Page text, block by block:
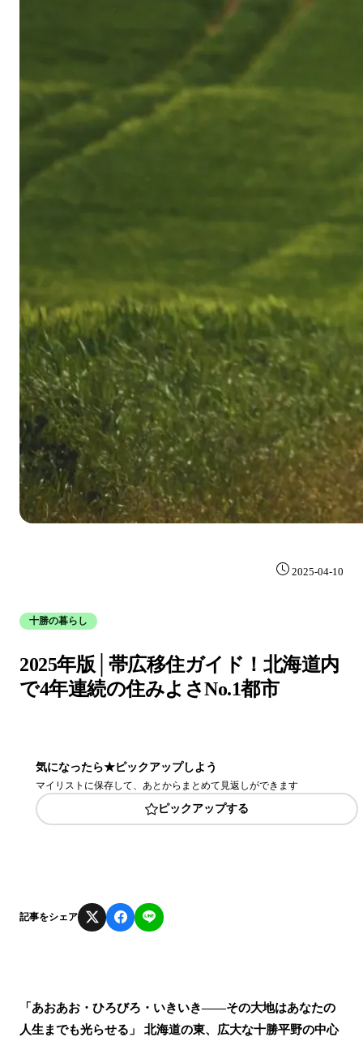
2025-04-10
十勝の暮らし
2025年版│帯広移住ガイド！北海道内
で4年連続の住みよさNo.1都市
気になったら★ピックアップしよう
マイリストに保存して、あとからまとめて見返しができます
ピックアップする
記事をシェア
「あおあお・ひろびろ・いきいき――その大地はあなたの
人生までも光らせる」 北海道の東、広大な十勝平野の中心